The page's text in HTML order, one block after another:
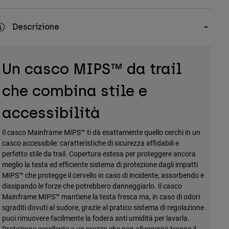
Descrizione
Un casco MIPS™ da trail
che combina stile e
accessibilità
Il casco Mainframe MIPS™ ti dà esattamente quello cerchi in un
casco accessibile: caratteristiche di sicurezza affidabili e
perfetto stile da trail. Copertura estesa per proteggere ancora
meglio la testa ed efficiente sistema di protezione dagli impatti
MIPS™ che protegge il cervello in caso di incidente, assorbendo e
dissipando le forze che potrebbero danneggiarlo. Il casco
Mainframe MIPS™ mantiene la testa fresca ma, in caso di odori
sgraditi dovuti al sudore, grazie al pratico sistema di regolazione
puoi rimuovere facilmente la fodera anti umidità per lavarla.